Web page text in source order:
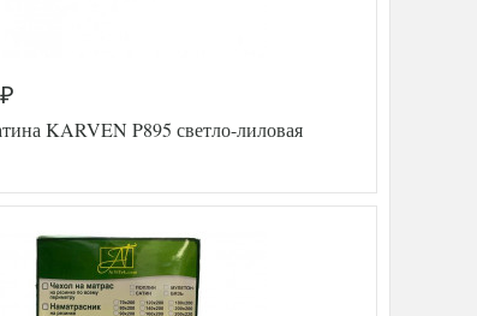
₽
KARVEN P895 светло-лиловая